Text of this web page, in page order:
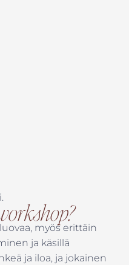
myös erittäin
ja käsillä
ja iloa, ja jokainen